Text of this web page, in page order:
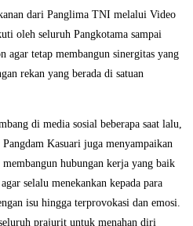
dari Panglima TNI melalui Video
oleh seluruh Pangkotama sampai
agar tetap membangun sinergitas yang
rekan yang berada di satuan
di media sosial beberapa saat lalu,
Kasuari juga menyampaikan
hubungan kerja yang baik
selalu menekankan kepada para
isu hingga terprovokasi dan emosi.
prajurit untuk menahan diri